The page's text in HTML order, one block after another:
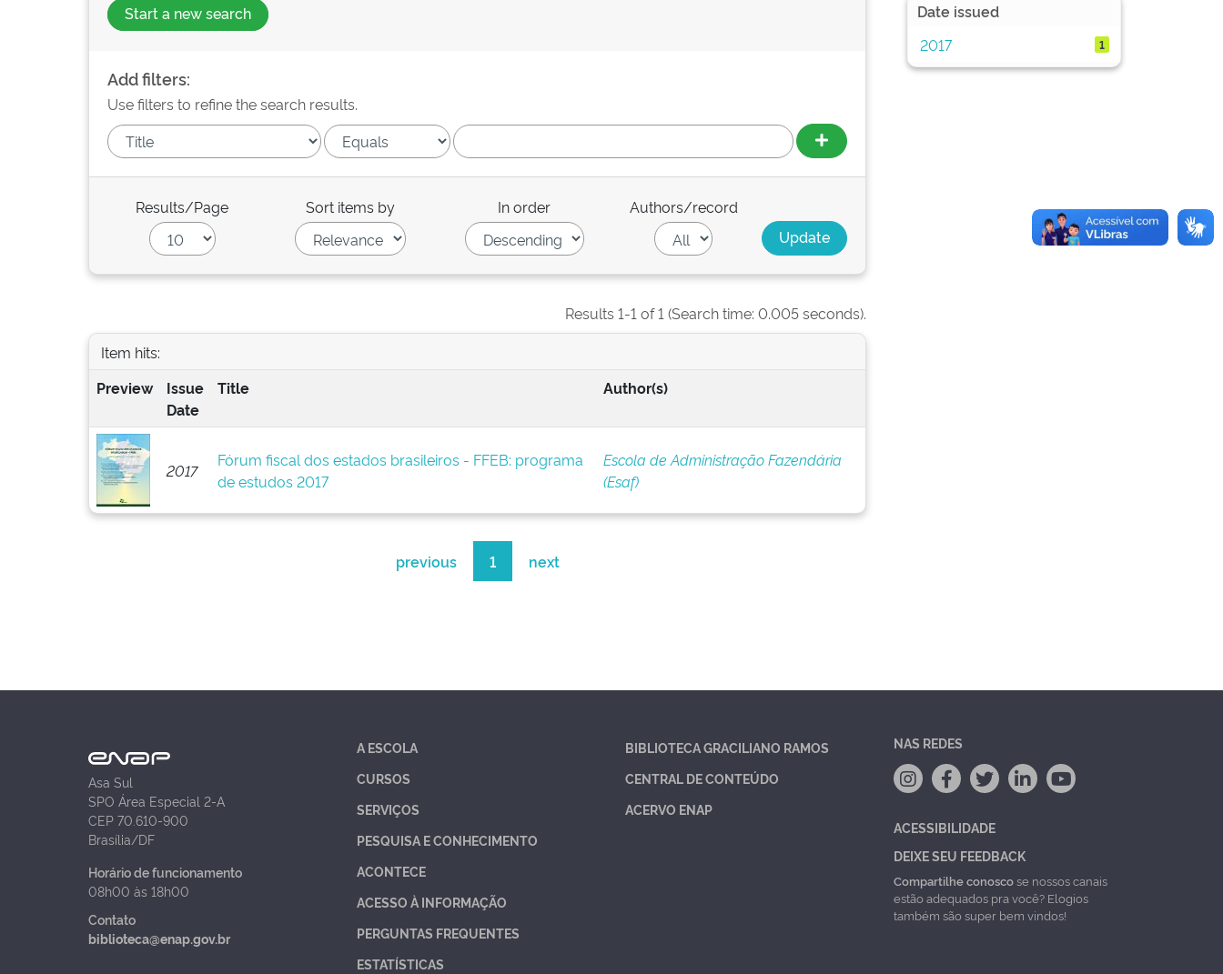
Start a new search
Add filters:
Use filters to refine the search results.
Results/Page Sort items by In order Authors/record
Results 1-1 of 1 (Search time: 0.005 seconds).
Item hits:
Preview
Issue
Date
Title Author(s)
2017
Fórum fiscal dos estados brasileiros - FFEB: programa
de estudos 2017
Escola de Administração Fazendária
(Esaf)
previous 1 next
Date issued
2017
1
Asa Sul
SPO Área Especial 2-A
CEP 70.610-900
Brasília/DF
Horário de funcionamento
08h00 às 18h00
Contato
biblioteca@enap.gov.br
A ESCOLA
CURSOS
SERVIÇOS
PESQUISA E CONHECIMENTO
ACONTECE
ACESSO À INFORMAÇÃO
PERGUNTAS FREQUENTES
ESTATÍSTICAS
BIBLIOTECA GRACILIANO RAMOS
CENTRAL DE CONTEÚDO
ACERVO ENAP
NAS REDES
ACESSIBILIDADE
DEIXE SEU FEEDBACK
Compartilhe conoscose nossos canais
estão adequados pra você? Elogios
também são super bem vindos!